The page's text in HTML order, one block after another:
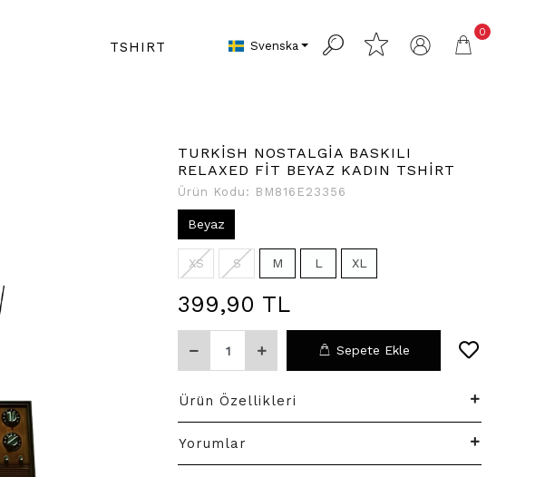
TSHIRT Svenska
0
TURKİSH NOSTALGİA BASKILI
RELAXED FİT BEYAZ KADIN TSHİRT
Ürün Kodu: BM816E23356
Beyaz
XS S M L XL
399,90 TL
Sepete Ekle
Ürün Özellikleri
Yorumlar